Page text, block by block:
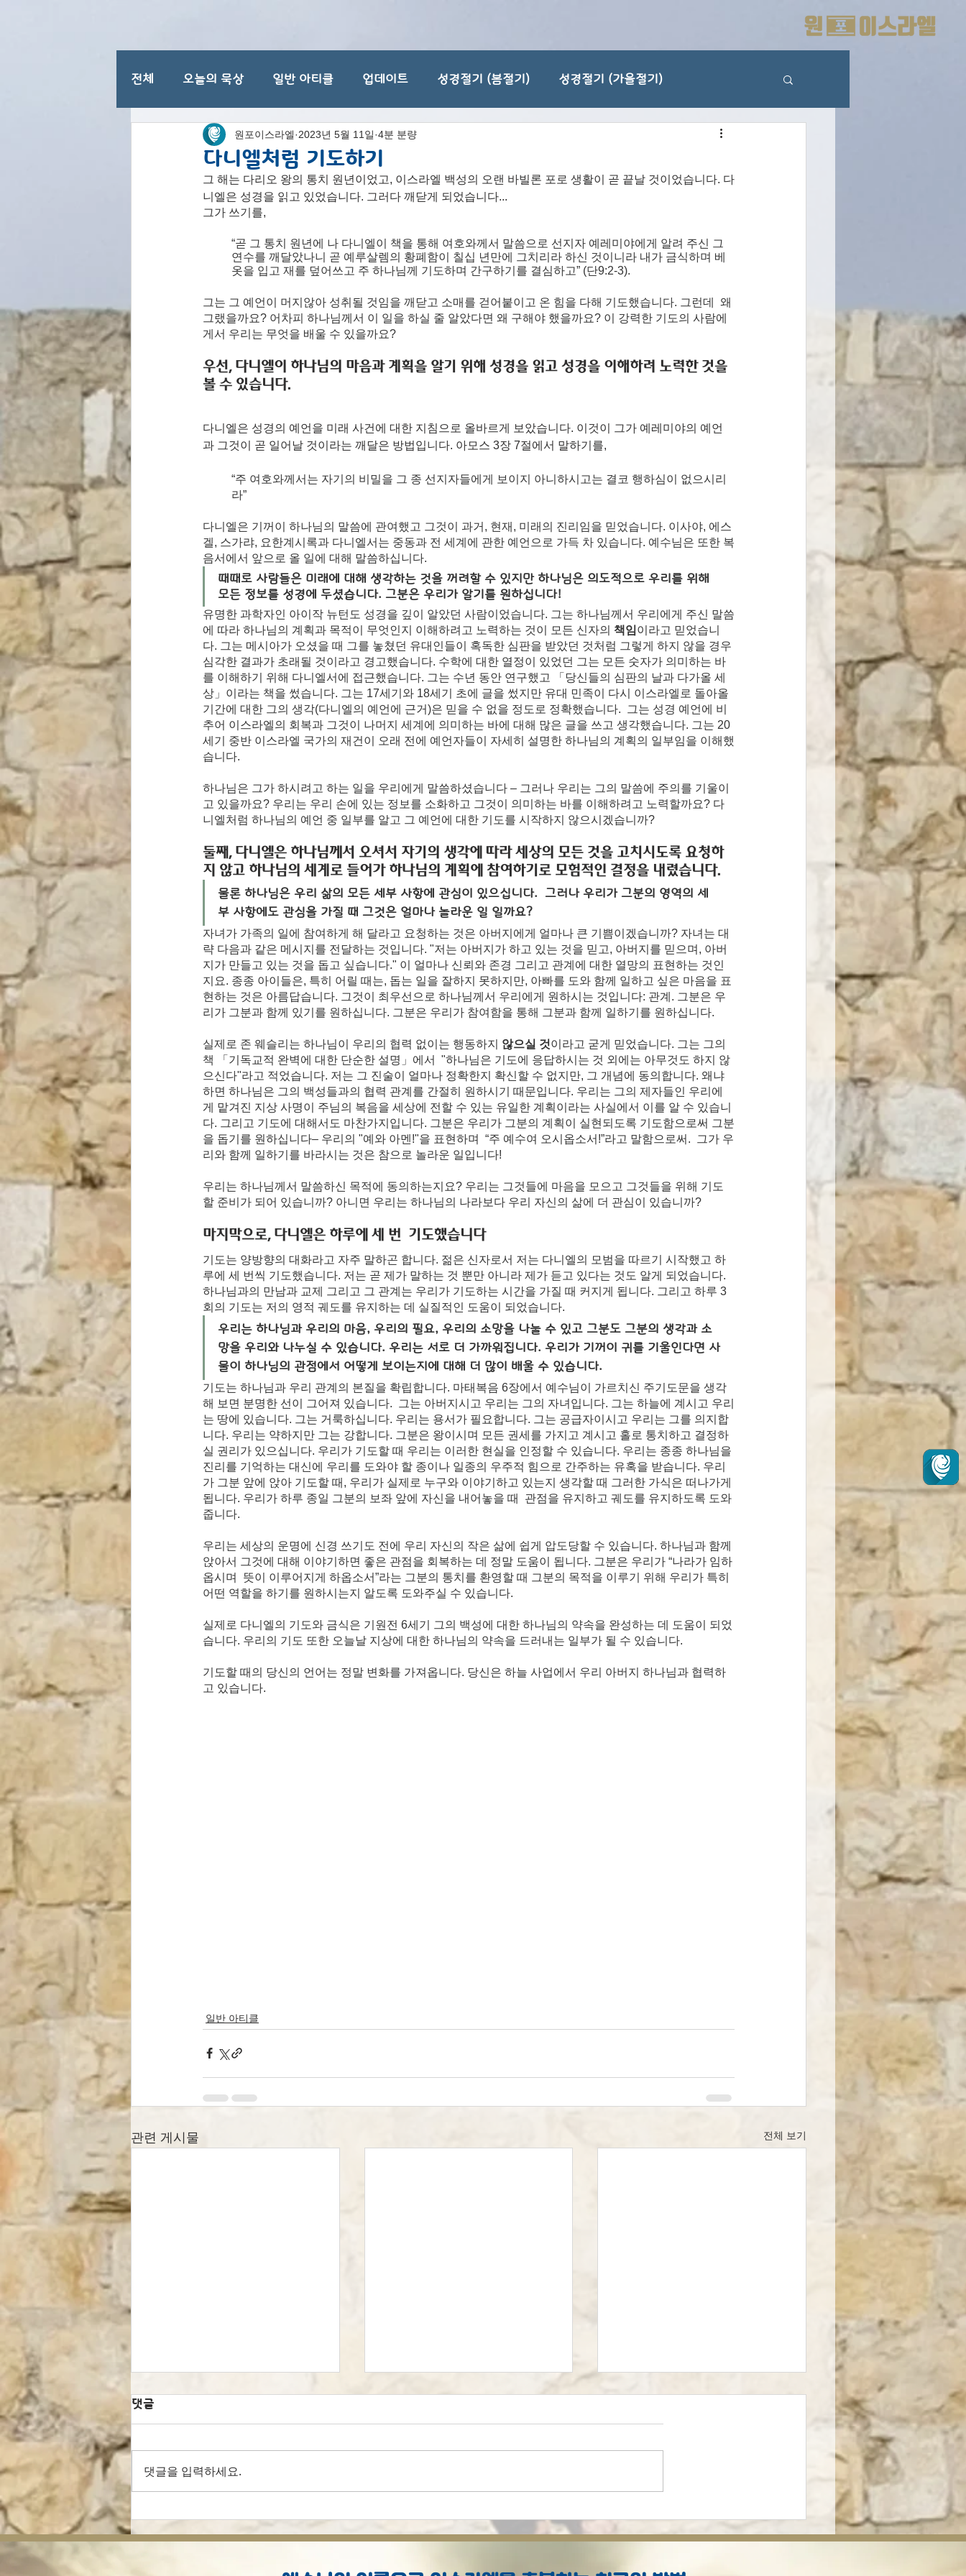
전체 오늘의 묵상 일반 아티클 업데이트 성경절기 (봄절기) 성경절기 (가을절기)
이스라엘 일반 명절
다니엘처럼 기도하기
원포이스라엘 2023년 5월 11일 4분 분량
그 해는 다리오 왕의 통치 원년이었고, 이스라엘 백성의 오랜 바빌론 포로 생활이 곧 끝날 것이었습니다. 다
니엘은 성경을 읽고 있었습니다. 그러다 깨닫게 되었습니다...
그가 쓰기를,
“곧 그 통치 원년에 나 다니엘이 책을 통해 여호와께서 말씀으로 선지자 예레미야에게 알려 주신 그
연수를 깨달았나니 곧 예루살렘의 황폐함이 칠십 년만에 그치리라 하신 것이니라 내가 금식하며 베
옷을 입고 재를 덮어쓰고 주 하나님께 기도하며 간구하기를 결심하고” (단9:2-3).
그는 그 예언이 머지않아 성취될 것임을 깨닫고 소매를 걷어붙이고 온 힘을 다해 기도했습니다. 그런데  왜
그랬을까요? 어차피 하나님께서 이 일을 하실 줄 알았다면 왜 구해야 했을까요? 이 강력한 기도의 사람에
게서 우리는 무엇을 배울 수 있을까요?
우선, 다니엘이 하나님의 마음과 계획을 알기 위해 성경을 읽고 성경을 이해하려 노력한 것을
볼 수 있습니다.
다니엘은 성경의 예언을 미래 사건에 대한 지침으로 올바르게 보았습니다. 이것이 그가 예레미야의 예언
과 그것이 곧 일어날 것이라는 깨달은 방법입니다. 아모스 3장 7절에서 말하기를,
“주 여호와께서는 자기의 비밀을 그 종 선지자들에게 보이지 아니하시고는 결코 행하심이 없으시리
라”
다니엘은 기꺼이 하나님의 말씀에 관여했고 그것이 과거, 현재, 미래의 진리임을 믿었습니다. 이사야, 에스
겔, 스가랴, 요한계시록과 다니엘서는 중동과 전 세계에 관한 예언으로 가득 차 있습니다. 예수님은 또한 복
음서에서 앞으로 올 일에 대해 말씀하십니다.
때때로 사람들은 미래에 대해 생각하는 것을 꺼려할 수 있지만 하나님은 의도적으로 우리를 위해
모든 정보를 성경에 두셨습니다. 그분은 우리가 알기를 원하십니다!
유명한 과학자인 아이작 뉴턴도 성경을 깊이 알았던 사람이었습니다. 그는 하나님께서 우리에게 주신 말씀
에 따라 하나님의 계획과 목적이 무엇인지 이해하려고 노력하는 것이 모든 신자의 책임이라고 믿었습니
다. 그는 메시아가 오셨을 때 그를 놓쳤던 유대인들이 혹독한 심판을 받았던 것처럼 그렇게 하지 않을 경우
심각한 결과가 초래될 것이라고 경고했습니다. 수학에 대한 열정이 있었던 그는 모든 숫자가 의미하는 바
를 이해하기 위해 다니엘서에 접근했습니다. 그는 수년 동안 연구했고 「당신들의 심판의 날과 다가올 세
상」이라는 책을 썼습니다. 그는 17세기와 18세기 초에 글을 썼지만 유대 민족이 다시 이스라엘로 돌아올
기간에 대한 그의 생각(다니엘의 예언에 근거)은 믿을 수 없을 정도로 정확했습니다.  그는 성경 예언에 비
추어 이스라엘의 회복과 그것이 나머지 세계에 의미하는 바에 대해 많은 글을 쓰고 생각했습니다. 그는 20
세기 중반 이스라엘 국가의 재건이 오래 전에 예언자들이 자세히 설명한 하나님의 계획의 일부임을 이해했
습니다.
하나님은 그가 하시려고 하는 일을 우리에게 말씀하셨습니다 – 그러나 우리는 그의 말씀에 주의를 기울이
고 있을까요? 우리는 우리 손에 있는 정보를 소화하고 그것이 의미하는 바를 이해하려고 노력할까요? 다
니엘처럼 하나님의 예언 중 일부를 알고 그 예언에 대한 기도를 시작하지 않으시겠습니까?
둘째, 다니엘은 하나님께서 오셔서 자기의 생각에 따라 세상의 모든 것을 고치시도록 요청하
지 않고 하나님의 세계로 들어가 하나님의 계획에 참여하기로 모험적인 결정을 내렸습니다.
물론 하나님은 우리 삶의 모든 세부 사항에 관심이 있으십니다.  그러나 우리가 그분의 영역의 세
부 사항에도 관심을 가질 때 그것은 얼마나 놀라운 일 일까요?
자녀가 가족의 일에 참여하게 해 달라고 요청하는 것은 아버지에게 얼마나 큰 기쁨이겠습니까? 자녀는 대
략 다음과 같은 메시지를 전달하는 것입니다. "저는 아버지가 하고 있는 것을 믿고, 아버지를 믿으며, 아버
지가 만들고 있는 것을 돕고 싶습니다." 이 얼마나 신뢰와 존경 그리고 관계에 대한 열망의 표현하는 것인
지요. 종종 아이들은, 특히 어릴 때는, 돕는 일을 잘하지 못하지만, 아빠를 도와 함께 일하고 싶은 마음을 표
현하는 것은 아름답습니다. 그것이 최우선으로 하나님께서 우리에게 원하시는 것입니다: 관계. 그분은 우
리가 그분과 함께 있기를 원하십니다. 그분은 우리가 참여함을 통해 그분과 함께 일하기를 원하십니다.
실제로 존 웨슬리는 하나님이 우리의 협력 없이는 행동하지 않으실 것이라고 굳게 믿었습니다. 그는 그의
책 「기독교적 완벽에 대한 단순한 설명」에서  "하나님은 기도에 응답하시는 것 외에는 아무것도 하지 않
으신다"라고 적었습니다. 저는 그 진술이 얼마나 정확한지 확신할 수 없지만, 그 개념에 동의합니다. 왜냐
하면 하나님은 그의 백성들과의 협력 관계를 간절히 원하시기 때문입니다. 우리는 그의 제자들인 우리에
게 맡겨진 지상 사명이 주님의 복음을 세상에 전할 수 있는 유일한 계획이라는 사실에서 이를 알 수 있습니
다. 그리고 기도에 대해서도 마찬가지입니다. 그분은 우리가 그분의 계획이 실현되도록 기도함으로써 그분
을 돕기를 원하십니다– 우리의 "예와 아멘!"을 표현하며  “주 예수여 오시옵소서!”라고 말함으로써.  그가 우
리와 함께 일하기를 바라시는 것은 참으로 놀라운 일입니다!
우리는 하나님께서 말씀하신 목적에 동의하는지요? 우리는 그것들에 마음을 모으고 그것들을 위해 기도
할 준비가 되어 있습니까? 아니면 우리는 하나님의 나라보다 우리 자신의 삶에 더 관심이 있습니까?
마지막으로, 다니엘은 하루에 세 번  기도했습니다
기도는 양방향의 대화라고 자주 말하곤 합니다. 젊은 신자로서 저는 다니엘의 모범을 따르기 시작했고 하
루에 세 번씩 기도했습니다. 저는 곧 제가 말하는 것 뿐만 아니라 제가 듣고 있다는 것도 알게 되었습니다.
하나님과의 만남과 교제 그리고 그 관계는 우리가 기도하는 시간을 가질 때 커지게 됩니다. 그리고 하루 3
회의 기도는 저의 영적 궤도를 유지하는 데 실질적인 도움이 되었습니다.
우리는 하나님과 우리의 마음, 우리의 필요, 우리의 소망을 나눌 수 있고 그분도 그분의 생각과 소
망을 우리와 나누실 수 있습니다. 우리는 서로 더 가까워집니다. 우리가 기꺼이 귀를 기울인다면 사
물이 하나님의 관점에서 어떻게 보이는지에 대해 더 많이 배울 수 있습니다.
기도는 하나님과 우리 관계의 본질을 확립합니다. 마태복음 6장에서 예수님이 가르치신 주기도문을 생각
해 보면 분명한 선이 그어져 있습니다.  그는 아버지시고 우리는 그의 자녀입니다. 그는 하늘에 계시고 우리
는 땅에 있습니다. 그는 거룩하십니다. 우리는 용서가 필요합니다. 그는 공급자이시고 우리는 그를 의지합
니다. 우리는 약하지만 그는 강합니다. 그분은 왕이시며 모든 권세를 가지고 계시고 홀로 통치하고 결정하
실 권리가 있으십니다. 우리가 기도할 때 우리는 이러한 현실을 인정할 수 있습니다. 우리는 종종 하나님을
진리를 기억하는 대신에 우리를 도와야 할 종이나 일종의 우주적 힘으로 간주하는 유혹을 받습니다. 우리
가 그분 앞에 앉아 기도할 때, 우리가 실제로 누구와 이야기하고 있는지 생각할 때 그러한 가식은 떠나가게
됩니다. 우리가 하루 종일 그분의 보좌 앞에 자신을 내어놓을 때  관점을 유지하고 궤도를 유지하도록 도와
줍니다.
우리는 세상의 운명에 신경 쓰기도 전에 우리 자신의 작은 삶에 쉽게 압도당할 수 있습니다. 하나님과 함께
앉아서 그것에 대해 이야기하면 좋은 관점을 회복하는 데 정말 도움이 됩니다. 그분은 우리가 “나라가 임하
옵시며  뜻이 이루어지게 하옵소서”라는 그분의 통치를 환영할 때 그분의 목적을 이루기 위해 우리가 특히
어떤 역할을 하기를 원하시는지 알도록 도와주실 수 있습니다.
실제로 다니엘의 기도와 금식은 기원전 6세기 그의 백성에 대한 하나님의 약속을 완성하는 데 도움이 되었
습니다. 우리의 기도 또한 오늘날 지상에 대한 하나님의 약속을 드러내는 일부가 될 수 있습니다.
기도할 때의 당신의 언어는 정말 변화를 가져옵니다. 당신은 하늘 사업에서 우리 아버지 하나님과 협력하
고 있습니다.
일반 아티클
관련 게시물 전체 보기
한 사랑과 결혼
들이 시온에서 다시 태어나
은 이스라엘과 그 너머로 전해
댓글
댓글을 입력하세요.